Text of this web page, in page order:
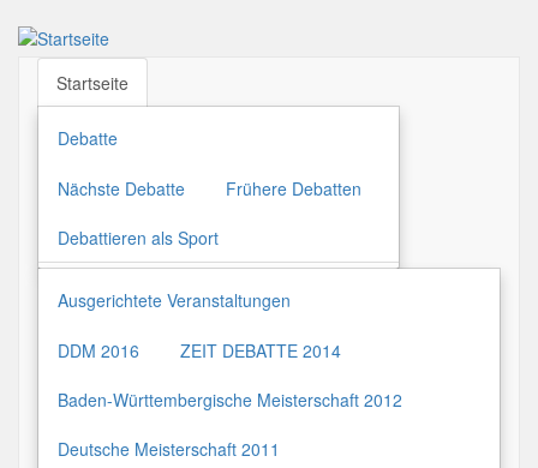
zum
Inhalt
Startseite
Debatte
Nächste Debatte Frühere Debatten
Debattieren als Sport
Ausgerichtete Veranstaltungen
DDM 2016 ZEIT DEBATTE 2014
Baden-Württembergische Meisterschaft 2012
Deutsche Meisterschaft 2011